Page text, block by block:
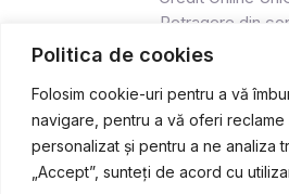
Politica de cookies
Folosim cookie-uri pentru a vă
navigare, pentru a vă oferi reclame
personalizat și pentru a ne analiza
„Accept”, sunteți de acord cu
Retragere din